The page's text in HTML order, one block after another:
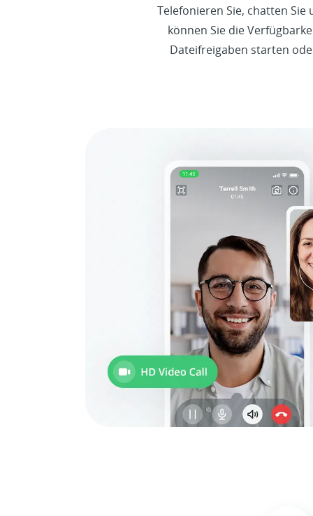
Telefonieren Sie, chatten Sie
können Sie die
Dateifreigaben starten